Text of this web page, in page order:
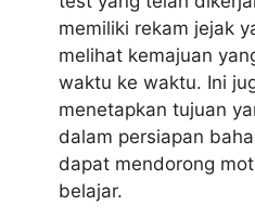
memiliki rekam jejak
melihat kemajuan
waktu ke waktu. Ini
menetapkan tujuan
dalam persiapan
dapat mendorong
belajar.